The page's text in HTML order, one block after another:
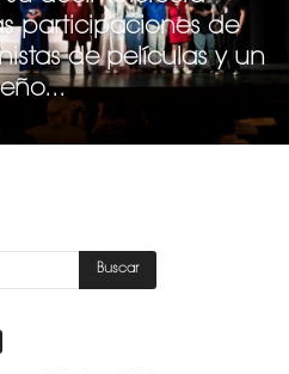
participaciones de
de películas y un